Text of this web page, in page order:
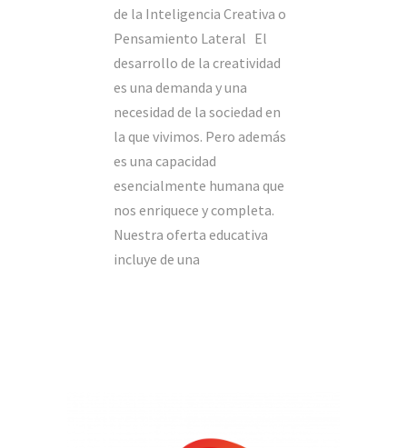
de la Inteligencia Creativa o
Pensamiento Lateral El
desarrollo de la creatividad
es una demanda y una
necesidad de la sociedad en
la que vivimos. Pero además
es una capacidad
esencialmente humana que
nos enriquece y completa.
Nuestra oferta educativa
incluye de una